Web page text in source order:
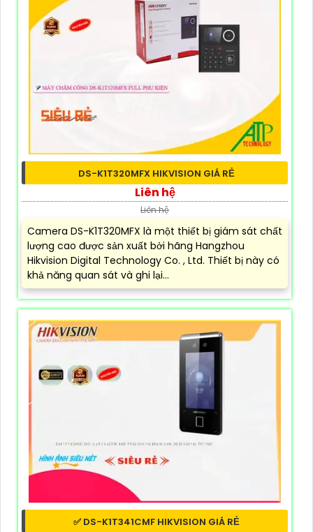
DS-K1T320MFX HIKVISION GIÁ RẺ
Liên hệ
Liên hệ
Camera DS-K1T320MFX là một thiết bị giám sát chất
lượng cao được sản xuất bởi hãng Hangzhou
Hikvision Digital Technology Co. , Ltd. Thiết bị này có
khả năng quan sát và ghi lại...
✅ DS-K1T341CMF HIKVISION GIÁ RẺ